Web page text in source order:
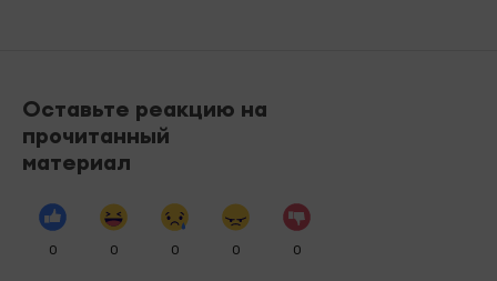
Оставьте реакцию на
прочитанный
материал
0 0 0 0 0